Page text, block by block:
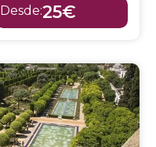
Desde:25€